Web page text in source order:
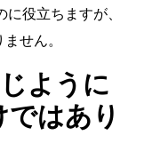
役立ちますが、
せん。
ように
はあり